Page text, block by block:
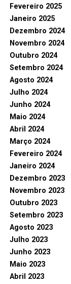
Fevereiro 2025
Janeiro 2025
Dezembro 2024
Novembro 2024
Outubro 2024
Setembro 2024
Agosto 2024
Julho 2024
Junho 2024
Maio 2024
Abril 2024
Março 2024
Fevereiro 2024
Janeiro 2024
Dezembro 2023
Novembro 2023
Outubro 2023
Setembro 2023
Agosto 2023
Julho 2023
Junho 2023
Maio 2023
Abril 2023